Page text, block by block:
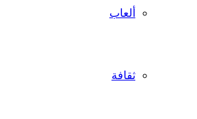
ألعاب
ثقافة